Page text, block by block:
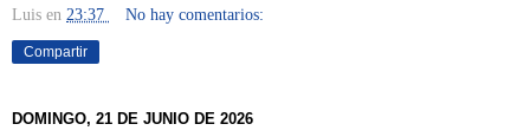
Luis en 23:37 No hay comentarios:
Compartir
DOMINGO, 21 DE JUNIO DE 2026